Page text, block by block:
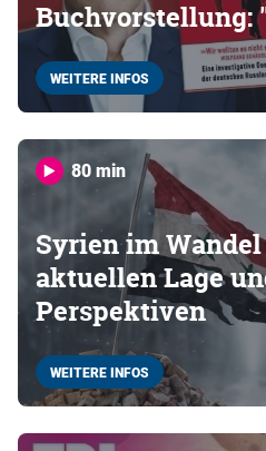
Buchvorstellung:
WEITERE INFOS
80 min
Syrien im
aktuellen Lage
Perspektiven
WEITERE INFOS